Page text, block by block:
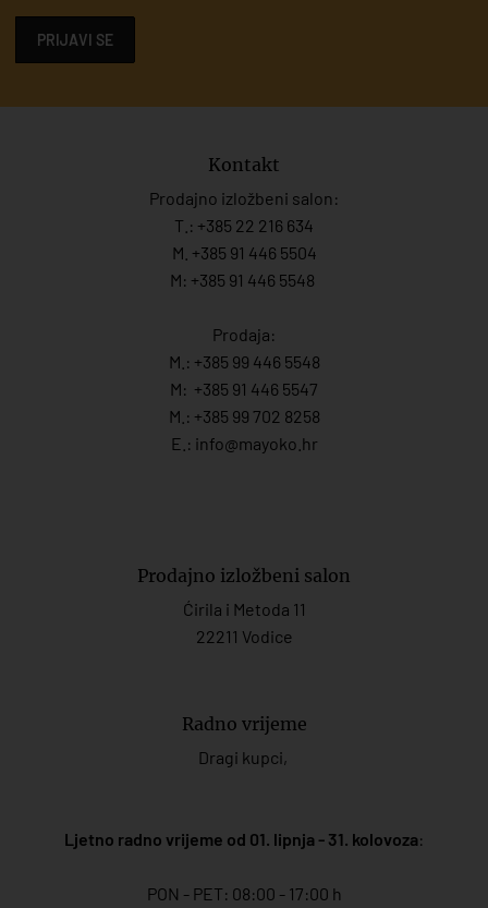
PRIJAVI SE
Kontakt
Prodajno izložbeni salon:
T.: +385 22 216 634
M. +385 91 446 5504
M: +385 91 446 5548
Prodaja:
M.: +385 99 446 5548
M: +385 91 446 5547
M.: +385 99 702 8258
E.: info@mayoko. hr
Prodajno izložbeni salon
Ćirila i Metoda 11
22211 Vodice
Radno vrijeme
Dragi kupci,
Ljetno radno vrijeme od 01. lipnja - 31. kolovoza:
PON - PET: 08:00 - 17:00 h